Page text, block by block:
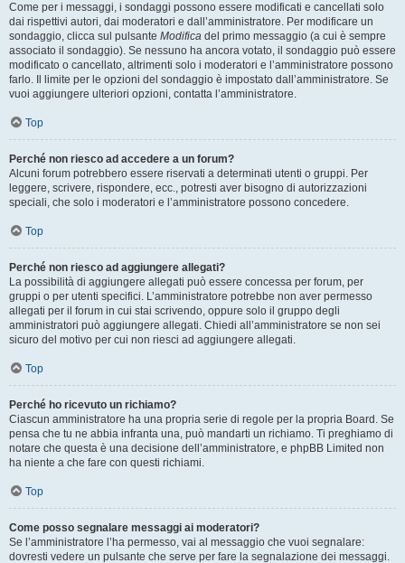
Come per i messaggi, i sondaggi possono essere modificati e cancellati solo
dai rispettivi autori, dai moderatori e dall’amministratore. Per modificare un
sondaggio, clicca sul pulsante Modifica del primo messaggio (a cui è sempre
associato il sondaggio). Se nessuno ha ancora votato, il sondaggio può essere
modificato o cancellato, altrimenti solo i moderatori e l’amministratore possono
farlo. Il limite per le opzioni del sondaggio è impostato dall’amministratore. Se
vuoi aggiungere ulteriori opzioni, contatta l’amministratore.
Top
Perché non riesco ad accedere a un forum?
Alcuni forum potrebbero essere riservati a determinati utenti o gruppi. Per
leggere, scrivere, rispondere, ecc., potresti aver bisogno di autorizzazioni
speciali, che solo i moderatori e l’amministratore possono concedere.
Top
Perché non riesco ad aggiungere allegati?
La possibilità di aggiungere allegati può essere concessa per forum, per
gruppi o per utenti specifici. L’amministratore potrebbe non aver permesso
allegati per il forum in cui stai scrivendo, oppure solo il gruppo degli
amministratori può aggiungere allegati. Chiedi all’amministratore se non sei
sicuro del motivo per cui non riesci ad aggiungere allegati.
Top
Perché ho ricevuto un richiamo?
Ciascun amministratore ha una propria serie di regole per la propria Board. Se
pensa che tu ne abbia infranta una, può mandarti un richiamo. Ti preghiamo di
notare che questa è una decisione dell’amministratore, e phpBB Limited non
ha niente a che fare con questi richiami.
Top
Come posso segnalare messaggi ai moderatori?
Se l’amministratore l’ha permesso, vai al messaggio che vuoi segnalare:
dovresti vedere un pulsante che serve per fare la segnalazione dei messaggi.